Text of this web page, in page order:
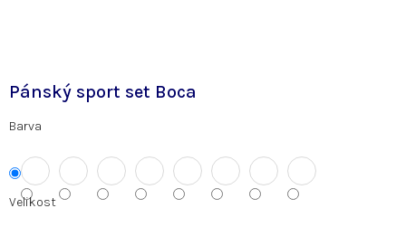
Pánský sport set Boca
Barva
Velikost